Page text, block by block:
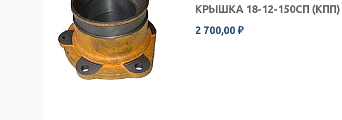
КРЫШКА 18-12-150СП (КПП)
2 700,00 ₽